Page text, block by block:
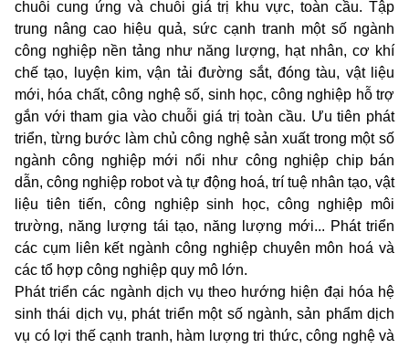
chuỗi cung ứng và chuỗi giá trị khu vực, toàn cầu. Tập
trung nâng cao hiệu quả, sức cạnh tranh một số ngành
công nghiệp nền tảng như năng lượng, hạt nhân, cơ khí
chế tạo, luyện kim, vận tải đường sắt, đóng tàu, vật liệu
mới, hóa chất, công nghệ số, sinh học, công nghiệp hỗ trợ
gắn với tham gia vào chuỗi giá trị toàn cầu. Ưu tiên phát
triển, từng bước àm chủ công nghệ sản xuất trong một số
ngành công nghiệp mới nổi như công nghiệp chip bán
dẫn, công nghiệp robot và tự động hoá, trí tuệ nhân tạo, vật
liệu tiên tiến, công nghiệp sinh học, công nghiệp môi
trường, năng lượng tái tạo, năng lượng mới... Phát triển
các cụm liên kết ngành công nghiệp chuyên môn hoá và
các tổ hợp công nghiệp quy mô lớn.
Phát triển các ngành dịch vụ theo hướng hiện đại hóa hệ
sinh thái dịch vụ, phát triển một số ngành, sản phẩm dịch
vụ có lợi thế cạnh tranh, hàm lượng tri thức, công nghệ và